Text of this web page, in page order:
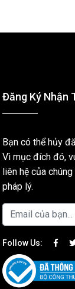
Đăng Ký Nhận
Bạn có thể hủy
Vì mục đích đó,
liên hệ của
pháp lý.
Follow Us: